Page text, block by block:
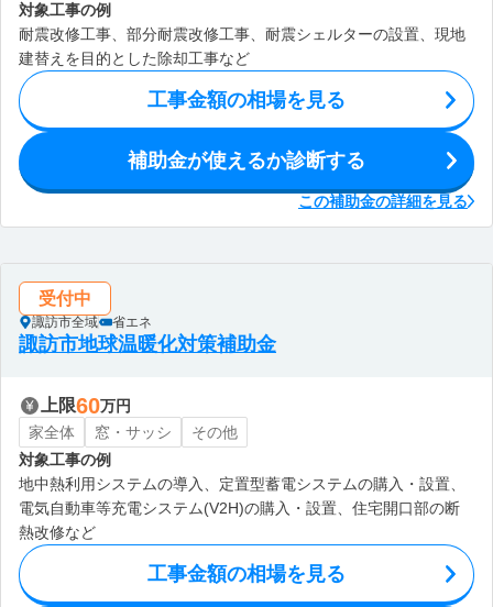
対象工事の例
耐震改修工事、部分耐震改修工事、耐震シェルターの設置、現地
建替えを目的とした除却工事など
工事金額の相場を見る
補助金が使えるか診断する
この補助金の詳細を見る
受付中
諏訪市全域 省エネ
諏訪市地球温暖化対策補助金
上限60万円
家全体
窓・サッシ
その他
対象工事の例
地中熱利用システムの導入、定置型蓄電システムの購入・設置、
電気自動車等充電システム(V2H)の購入・設置、住宅開口部の断
熱改修など
工事金額の相場を見る